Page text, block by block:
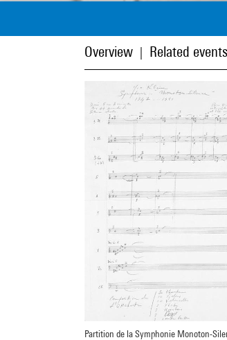
Overview Related events
Partition de la Symphonie Monoton-